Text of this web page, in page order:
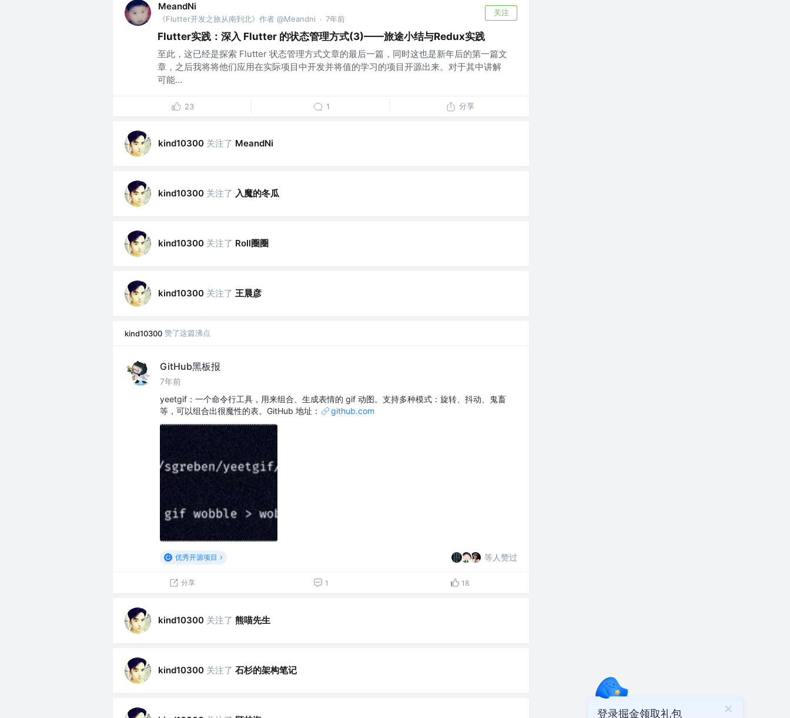
MeandNi
《Flutter开发之旅从南到北》作者 @Meandni · 7年前
关注
Flutter实践：深入 Flutter 的状态管理方式(3)——旅途小结与Redux实践
至此，这已经是探索 Flutter 状态管理方式文章的最后一篇，同时这也是新年后的第一篇文
章，之后我将将他们应用在实际项目中开发并将值的学习的项目开源出来。对于其中讲解
可能...
23 1 分享
kind10300 关注了 MeandNi
kind10300 关注了 入魔的冬瓜
kind10300 关注了 Roll圈圈
kind10300 关注了 王晨彦
kind10300 赞了这篇沸点
GitHub黑板报
7年前
yeetgif：一个命令行工具，用来组合、生成表情的 gif 动图。支持多种模式：旋转、抖动、鬼畜
等，可以组合出很魔性的表。GitHub 地址：
github.com
优秀开源项目 等人赞过
分享 1 18
kind10300 关注了 熊喵先生
kind10300 关注了 石杉的架构笔记
登录掘金领取礼包